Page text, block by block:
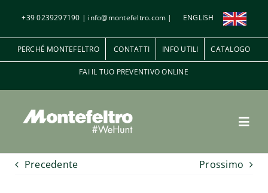
contenuto
+39 0239297190 | info@montefeltro.com | ENGLISH
PERCHÉ MONTEFELTRO CONTATTI INFO UTILI CATALOGO
FAI IL TUO PREVENTIVO ONLINE
Penna e Piuma
Precedente Prossimo